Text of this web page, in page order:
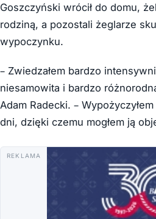
Goszczyński wrócił do domu,
rodziną, a pozostali żeglarze
wypoczynku.
– Zwiedzałem bardzo
niesamowita i bardzo
Adam Radecki. –
dni, dzięki czemu mogłem ją
REKLAMA